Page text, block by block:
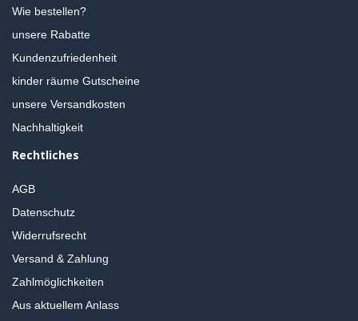
Wie bestellen?
unsere Rabatte
Kundenzufriedenheit
kinder räume Gutscheine
unsere Versandkosten
Nachhaltigkeit
Rechtliches
AGB
Datenschutz
Widerrufsrecht
Versand & Zahlung
Zahlmöglichkeiten
Aus aktuellem Anlass